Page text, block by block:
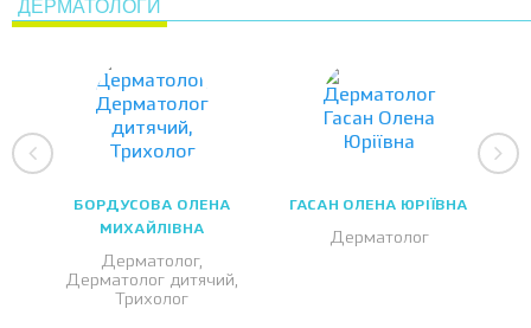
ДЕРМАТОЛОГИ
БОРДУСОВА ОЛЕНА
МИХАЙЛІВНА
Дерматолог,
Дерматолог дитячий,
Трихолог
ГАСАН ОЛЕНА ЮРІЇВНА
Дерматолог